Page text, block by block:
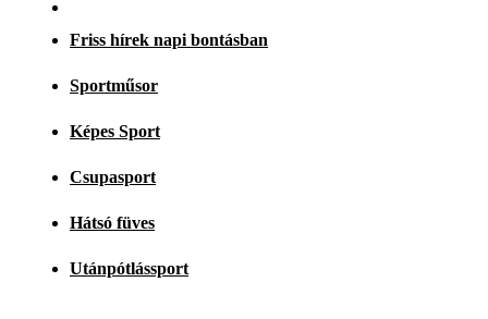
Friss hírek napi bontásban
Sportműsor
Képes Sport
Csupasport
Hátsó füves
Utánpótlássport